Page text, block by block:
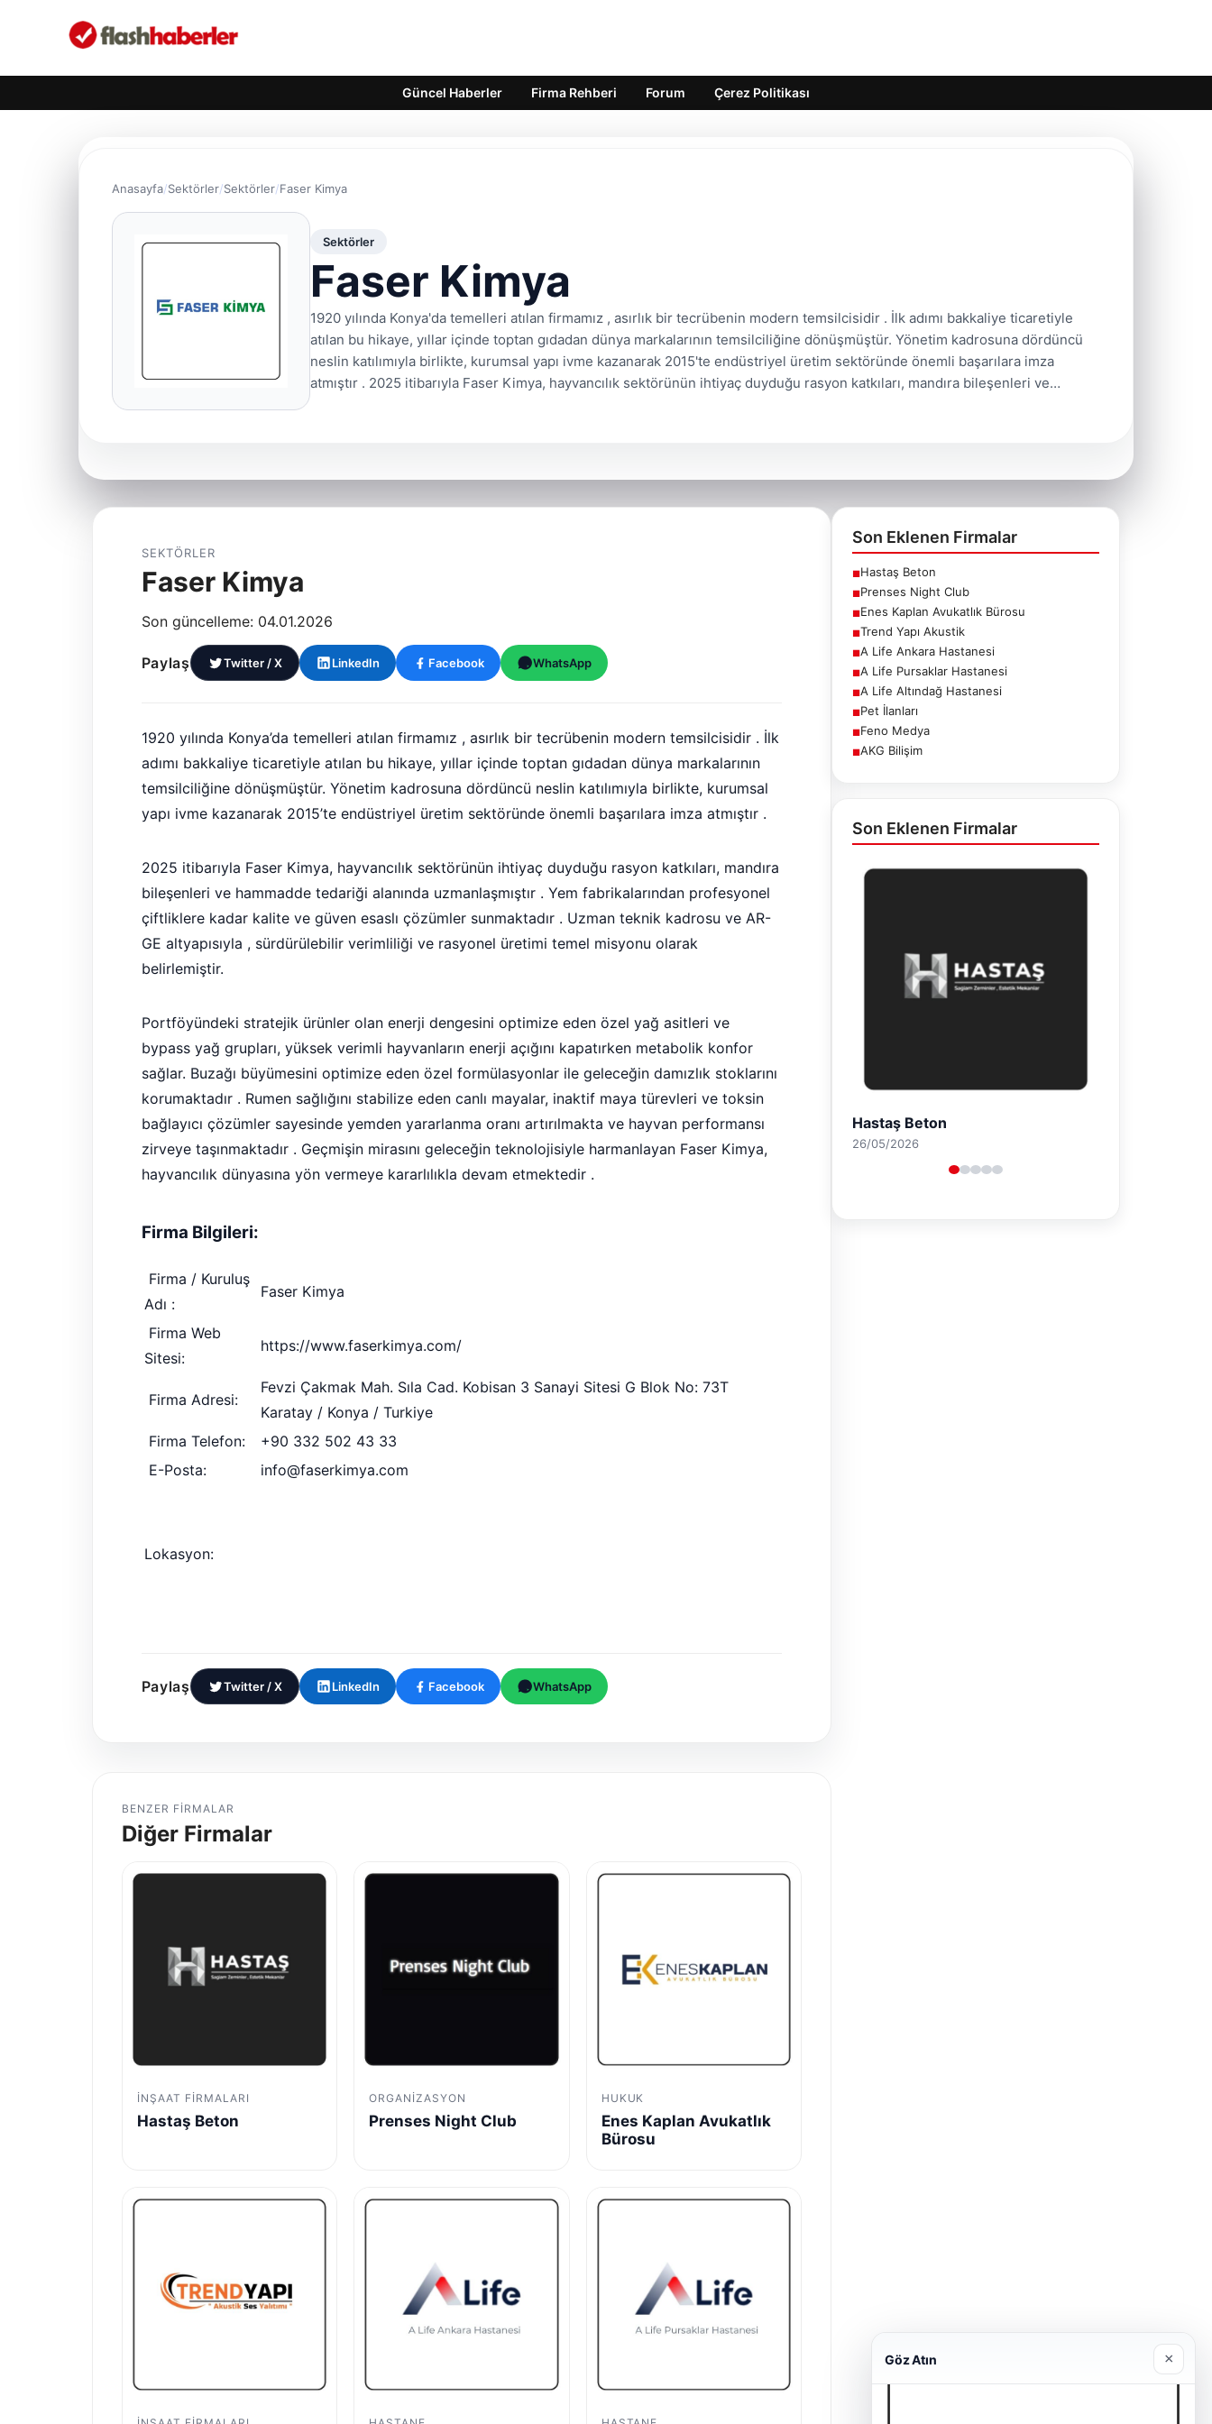
Güncel Haberler Firma Rehberi Forum Çerez Politikası
Anasayfa Sektörler Sektörler Faser Kimya
Sektörler
Faser Kimya
1920 yılında Konya'da temelleri atılan firmamız , asırlık bir tecrübenin modern temsilcisidir . İlk adımı bakkaliye ticaretiyle
atılan bu hikaye, yıllar içinde toptan gıdadan dünya markalarının temsilciliğine dönüşmüştür. Yönetim kadrosuna dördüncü
neslin katılımıyla birlikte, kurumsal yapı ivme kazanarak 2015'te endüstriyel üretim sektöründe önemli başarılara imza
atmıştır . 2025 itibarıyla Faser Kimya, hayvancılık sektörünün ihtiyaç duyduğu rasyon katkıları, mandıra bileşenleri ve…
SEKTÖRLER
Faser Kimya
Son güncelleme: 04.01.2026
Paylaş Twitter / X LinkedIn Facebook WhatsApp
1920 yılında Konya’da temelleri atılan firmamız , asırlık bir tecrübenin modern temsilcisidir . İlk
adımı bakkaliye ticaretiyle atılan bu hikaye, yıllar içinde toptan gıdadan dünya markalarının
temsilciliğine dönüşmüştür. Yönetim kadrosuna dördüncü neslin katılımıyla birlikte, kurumsal
yapı ivme kazanarak 2015’te endüstriyel üretim sektöründe önemli başarılara imza atmıştır .
2025 itibarıyla Faser Kimya, hayvancılık sektörünün ihtiyaç duyduğu rasyon katkıları, mandıra
bileşenleri ve hammadde tedariği alanında uzmanlaşmıştır . Yem fabrikalarından profesyonel
çiftliklere kadar kalite ve güven esaslı çözümler sunmaktadır . Uzman teknik kadrosu ve AR-
GE altyapısıyla , sürdürülebilir verimliliği ve rasyonel üretimi temel misyonu olarak
belirlemiştir.
Portföyündeki stratejik ürünler olan enerji dengesini optimize eden özel yağ asitleri ve
bypass yağ grupları, yüksek verimli hayvanların enerji açığını kapatırken metabolik konfor
sağlar. Buzağı büyümesini optimize eden özel formülasyonlar ile geleceğin damızlık stoklarını
korumaktadır . Rumen sağlığını stabilize eden canlı mayalar, inaktif maya türevleri ve toksin
bağlayıcı çözümler sayesinde yemden yararlanma oranı artırılmakta ve hayvan performansı
zirveye taşınmaktadır . Geçmişin mirasını geleceğin teknolojisiyle harmanlayan Faser Kimya,
hayvancılık dünyasına yön vermeye kararlılıkla devam etmektedir .
Firma Bilgileri:
Firma / Kuruluş
Adı :
Faser Kimya
Firma Web
Sitesi:
https://www.faserkimya.com/
Firma Adresi:
Fevzi Çakmak Mah. Sıla Cad. Kobisan 3 Sanayi Sitesi G Blok No: 73T
Karatay / Konya / Turkiye
Firma Telefon:
+90 332 502 43 33
E-Posta:
info@faserkimya.com
Lokasyon:
Paylaş Twitter / X LinkedIn Facebook WhatsApp
BENZER FIRMALAR
Diğer Firmalar
İNŞAAT FIRMALARI
Hastaş Beton
ORGANIZASYON
Prenses Night Club
HUKUK
Enes Kaplan Avukatlık
Bürosu
Son Eklenen Firmalar
■Hastaş Beton
■Prenses Night Club
■Enes Kaplan Avukatlık Bürosu
■Trend Yapı Akustik
■A Life Ankara Hastanesi
■A Life Pursaklar Hastanesi
■A Life Altındağ Hastanesi
■Pet İlanları
■Feno Medya
■AKG Bilişim
Son Eklenen Firmalar
Prenses Night Club
29/04/2026
Göz Atın ×